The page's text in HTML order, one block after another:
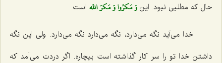
حال که مطلبی نبود. این‌ وَ مَكرُوا وَ مَكرَ اللَه‌ است.
خدا می‌آید نگه می‌دارد، نگه می‌دارد نگه می‌دارد. ولی این نگه
داشتن خدا تو را سر کار گذاشته است بیچاره. اگر دردت می‌آمد که